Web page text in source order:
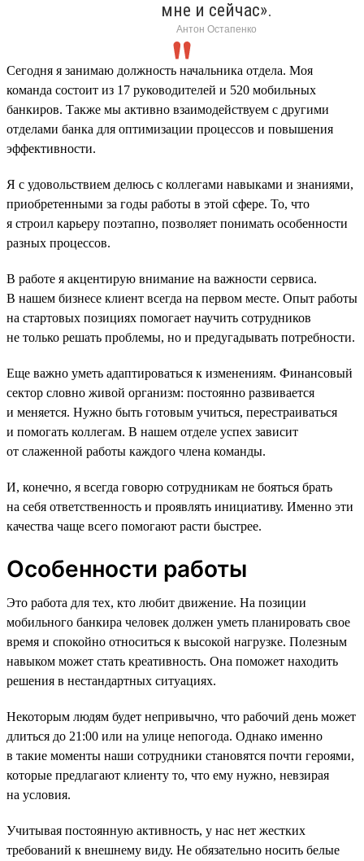
мне и сейчас».
Антон Остапенко
Сегодня я занимаю должность начальника отдела. Моя
команда состоит из 17 руководителей и 520 мобильных
банкиров. Также мы активно взаимодействуем с другими
отделами банка для оптимизации процессов и повышения
эффективности.
Я с удовольствием делюсь с коллегами навыками и знаниями,
приобретенными за годы работы в этой сфере. То, что
я строил карьеру поэтапно, позволяет понимать особенности
разных процессов.
В работе я акцентирую внимание на важности сервиса.
В нашем бизнесе клиент всегда на первом месте. Опыт работы
на стартовых позициях помогает научить сотрудников
не только решать проблемы, но и предугадывать потребности.
Еще важно уметь адаптироваться к изменениям. Финансовый
сектор словно живой организм: постоянно развивается
и меняется. Нужно быть готовым учиться, перестраиваться
и помогать коллегам. В нашем отделе успех зависит
от слаженной работы каждого члена команды.
И, конечно, я всегда говорю сотрудникам не бояться брать
на себя ответственность и проявлять инициативу. Именно эти
качества чаще всего помогают расти быстрее.
Особенности работы
Это работа для тех, кто любит движение. На позиции
мобильного банкира человек должен уметь планировать свое
время и спокойно относиться к высокой нагрузке. Полезным
навыком может стать креативность. Она поможет находить
решения в нестандартных ситуациях.
Некоторым людям будет непривычно, что рабочий день может
длиться до 21:00 или на улице непогода. Однако именно
в такие моменты наши сотрудники становятся почти героями,
которые предлагают клиенту то, что ему нужно, невзирая
на условия.
Учитывая постоянную активность, у нас нет жестких
требований к внешнему виду. Не обязательно носить белые